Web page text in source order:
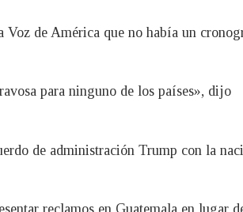
de América que no había un
para ninguno de los países», dijo
de administración Trump con la